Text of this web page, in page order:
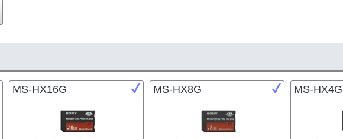
MS-HX16G MS-HX8G MS-HX4G